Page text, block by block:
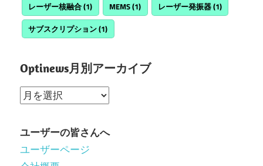
レーザー核融合(1) MEMS(1) レーザー発振器(1)
サブスクリプション(1)
Optinews月別アーカイブ
Optinews
別
ア
ー
ユーザーの皆さんへ
ユーザーページ